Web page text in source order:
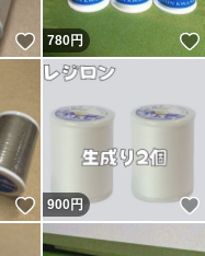
いいね！
780円
いいね！
900円